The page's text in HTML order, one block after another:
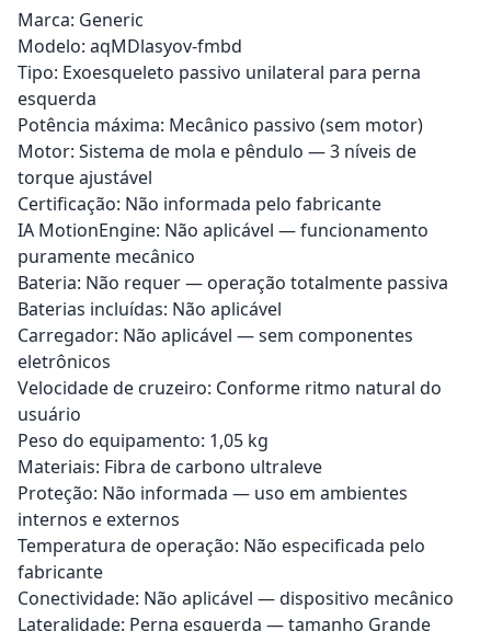
Marca: Generic
Modelo: aqMDlasyov-fmbd
Tipo: Exoesqueleto passivo unilateral para perna
esquerda
Potência máxima: Mecânico passivo (sem motor)
Motor: Sistema de mola e pêndulo — 3 níveis de
torque ajustável
Certificação: Não informada pelo fabricante
IA MotionEngine: Não aplicável — funcionamento
puramente mecânico
Bateria: Não requer — operação totalmente passiva
Baterias incluídas: Não aplicável
Carregador: Não aplicável — sem componentes
eletrônicos
Velocidade de cruzeiro: Conforme ritmo natural do
usuário
Peso do equipamento: 1,05 kg
Materiais: Fibra de carbono ultraleve
Proteção: Não informada — uso em ambientes
internos e externos
Temperatura de operação: Não especificada pelo
fabricante
Conectividade: Não aplicável — dispositivo mecânico
Lateralidade: Perna esquerda — tamanho Grande